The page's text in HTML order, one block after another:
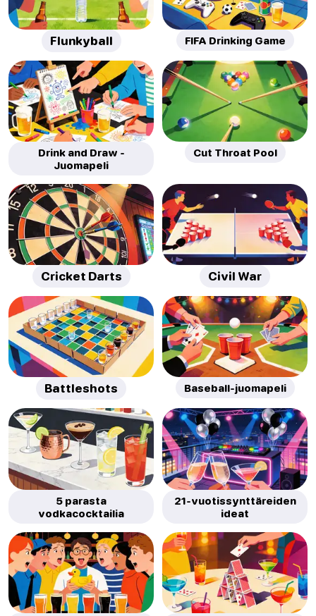
Flunkyball FIFA Drinking Game
Drink and Draw -
Juomapeli
Cut Throat Pool
Cricket Darts Civil War
Battleshots Baseball-juomapeli
5 parasta
vodkacocktailia
21-vuotissynttäreiden
ideat